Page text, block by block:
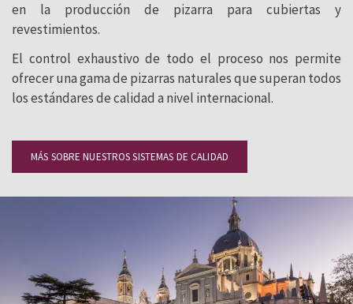
en la producción de pizarra para cubiertas y
revestimientos.
El control exhaustivo de todo el proceso nos permite
ofrecer una gama de pizarras naturales que superan todos
los estándares de calidad a nivel internacional.
MÁS SOBRE NUESTROS SISTEMAS DE CALIDAD